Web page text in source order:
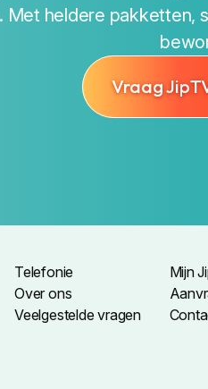
Met heldere pakketten,
Vraag
Telefonie
Over ons
Veelgestelde vragen
Mijn